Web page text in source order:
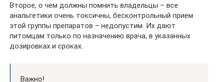
Второе, о чем должны помнить владельцы – все
анальгетики очень токсичны, бесконтрольный прием
этой группы препаратов – недопустим. Их дают
питомцам только по назначению врача, в указанных
дозировках и сроках.
Важно!